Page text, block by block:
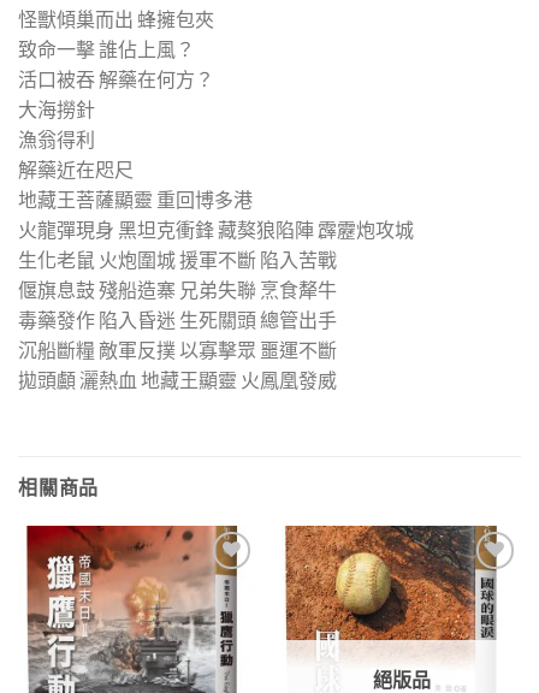
怪獸傾巢而出 蜂擁包夾
致命一擊 誰佔上風？
活口被吞 解藥在何方？
大海撈針
漁翁得利
解藥近在咫尺
地藏王菩薩顯靈 重回博多港
火龍彈現身 黑坦克衝鋒 藏獒狼陷陣 霹靂炮攻城
生化老鼠 火炮圍城 援軍不斷 陷入苦戰
偃旗息鼓 殘船造寨 兄弟失聯 烹食犛牛
毒藥發作 陷入昏迷 生死關頭 總管出手
沉船斷糧 敵軍反撲 以寡擊眾 噩運不斷
拋頭顱 灑熱血 地藏王顯靈 火鳳凰發威
相關商品
加入
「願
望清
單」
加入
「願
望清
單」
絕版品